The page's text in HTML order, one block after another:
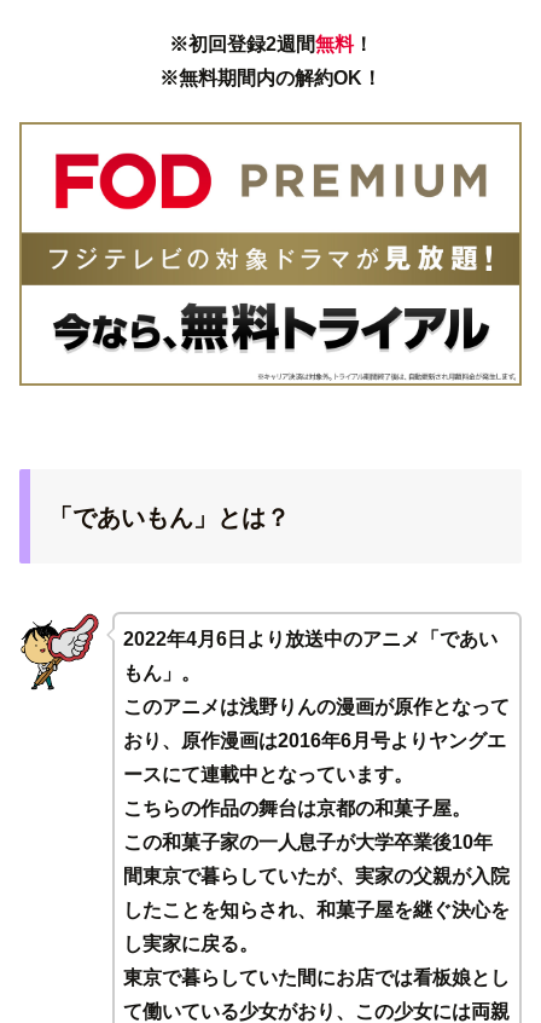
※初回登録2週間無料！
※無料期間内の解約OK！
「であいもん」とは？
2022年4月6日より放送中のアニメ「であい
もん」。
このアニメは浅野りんの漫画が原作となって
おり、原作漫画は2016年6月号よりヤングエ
ースにて連載中となっています。
こちらの作品の舞台は京都の和菓子屋。
この和菓子家の一人息子が大学卒業後10年
間東京で暮らしていたが、実家の父親が入院
したことを知らされ、和菓子屋を継ぐ決心を
し実家に戻る。
東京で暮らしていた間にお店では看板娘とし
て働いている少女がおり、この少女には両親